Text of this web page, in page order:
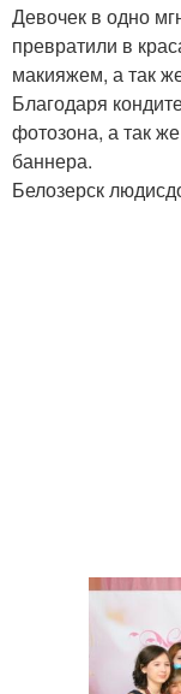
Девочек в одно
превратили в
макияжем, а так
Благодаря
фотозона, а так
баннера.
Белозерск